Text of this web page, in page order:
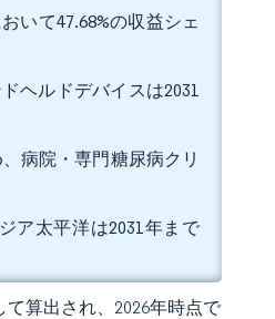
いて47.68%の収益シェ
ヘルドデバイスは2031
病院・専門糖尿病クリ
ア太平洋は2031年まで
算出され、2026年時点で